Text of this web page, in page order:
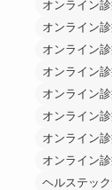
オンライン
オンライン
オンライン
オンライン
オンライン
オンライン
オンライン
オンライン
ヘルステッ